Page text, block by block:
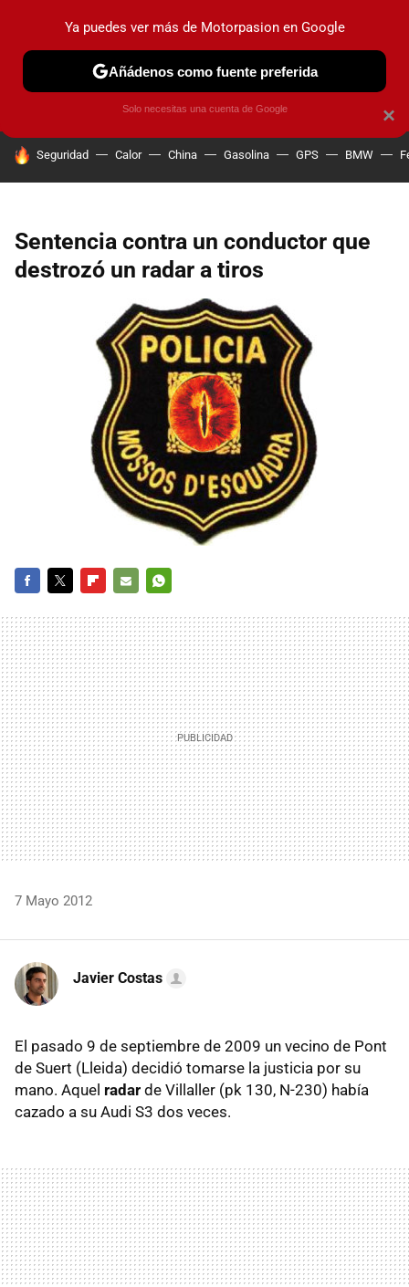
PRUEBAS COCHES ELÉCTRICOS OBSERVATORIO
HOY SE HABLA DE
Seguridad Calor China Gasolina GPS BMW
Sentencia contra un conductor que
destrozó un radar a tiros
MAIL
7 Mayo 2012
Javier Costas
El pasado 9 de septiembre de 2009 un vecino de Pont
de Suert (Lleida) decidió tomarse la justicia por su
mano. Aquel radar de Villaller (pk 130, N-230) había
cazado a su Audi S3 dos veces.
×
Ya puedes ver más de Motorpasion en Google
Añádenos como fuente preferida
Solo necesitas una cuenta de Google